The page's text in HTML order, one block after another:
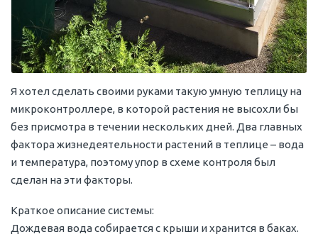
Я хотел сделать своими руками такую умную теплицу на
микроконтроллере, в которой растения не высохли бы
без присмотра в течении нескольких дней. Два главных
фактора жизнедеятельности растений в теплице – вода
и температура, поэтому упор в схеме контроля был
сделан на эти факторы.
Краткое описание системы:
Дождевая вода собирается с крыши и хранится в баках.